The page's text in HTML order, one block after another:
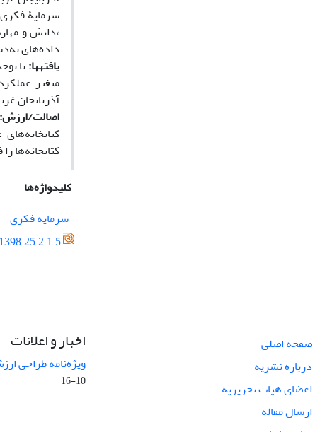
«دانش و
داده‌های
یافته­ها:
متغیر
آذربایجان
اصالت/ارزش:
کتابخانه‌ها
کلیدواژه‌ها
سرمایه‌ فکری
صفحه اصلی
درباره نشریه
اعضای هیات تحریریه
ارسال مقاله
اخبار و اعلانات
ویژه‌نامه طراحی
10-16